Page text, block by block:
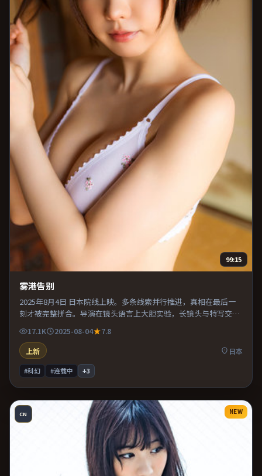
99:15
雾港告别
2025年8月4日 日本院线上映。多条线索并行推进，真相在最后一
刻才被完整拼合。导演在镜头语言上大胆实验，长镜头与特写交替
17.1K 2025-08-04
7.8
上新
日本
#科幻 #连载中 +3
CN NEW